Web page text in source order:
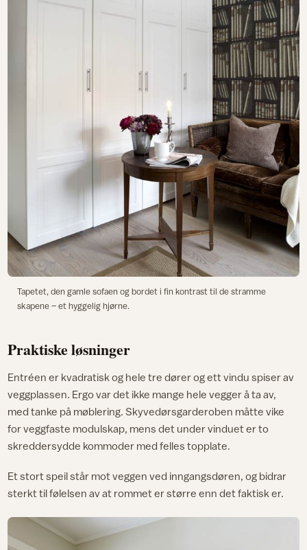
Tapetet, den gamle sofaen og bordet i fin kontrast til de stramme
skapene – et hyggelig hjørne.
Praktiske løsninger
Entréen er kvadratisk og hele tre dører og ett vindu spiser av
veggplassen. Ergo var det ikke mange hele vegger å ta av,
med tanke på møblering. Skyvedørsgarderoben måtte vike
for veggfaste modulskap, mens det under vinduet er to
skreddersydde kommoder med felles topplate.
Et stort speil står mot veggen ved inngangsdøren, og bidrar
sterkt til følelsen av at rommet er større enn det faktisk er.